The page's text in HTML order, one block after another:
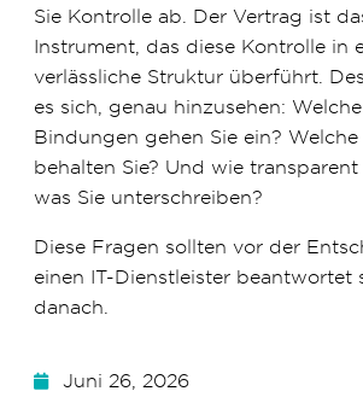
Sie Kontrolle ab. Der Vertrag ist
Instrument, das diese Kontrolle in
verlässliche Struktur überführt.
es sich, genau hinzusehen: Welche
Bindungen gehen Sie ein?
behalten Sie? Und wie transparent
was Sie unterschreiben?
Diese Fragen sollten vor der
einen IT-Dienstleister beantwortet
danach.
Juni 26, 2026